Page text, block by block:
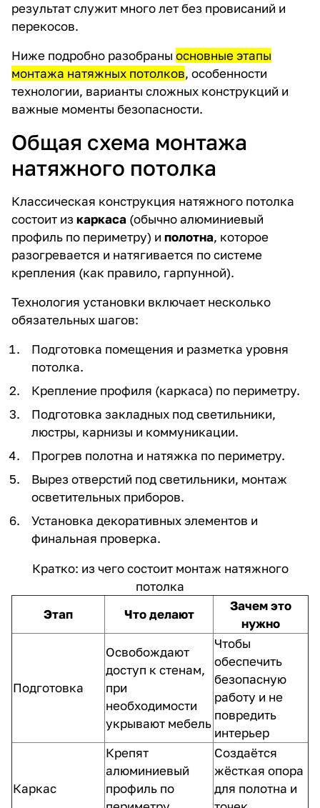
результат служит много лет без провисаний и
перекосов.
Ниже подробно разобраны основные этапы
монтажа натяжных потолков, особенности
технологии, варианты сложных конструкций и
важные моменты безопасности.
Общая схема монтажа
натяжного потолка
Классическая конструкция натяжного потолка
состоит изкаркаса (обычно алюминиевый
профиль по периметру) и полотна, которое
разогревается и натягивается по системе
крепления (как правило, гарпунной).
Технология установки включает несколько
обязательных шагов:
Подготовка помещения и разметка уровня
потолка.
Крепление профиля (каркаса) по периметру.
Подготовка закладных под светильники,
люстры, карнизы и коммуникации.
Прогрев полотна и натяжка по периметру.
Вырез отверстий под светильники, монтаж
осветительных приборов.
Установка декоративных элементов и
финальная проверка.
Кратко: из чего состоит монтаж натяжного
потолка
Этап
Что делают
Зачем это
нужно
Подготовка
Освобождают
доступ к стенам,
при
необходимости
укрывают мебель
Чтобы
обеспечить
безопасную
работу и не
повредить
интерьер
Каркас
Крепят
алюминиевый
профиль по
Создаётся
жёсткая опора
для полотна и